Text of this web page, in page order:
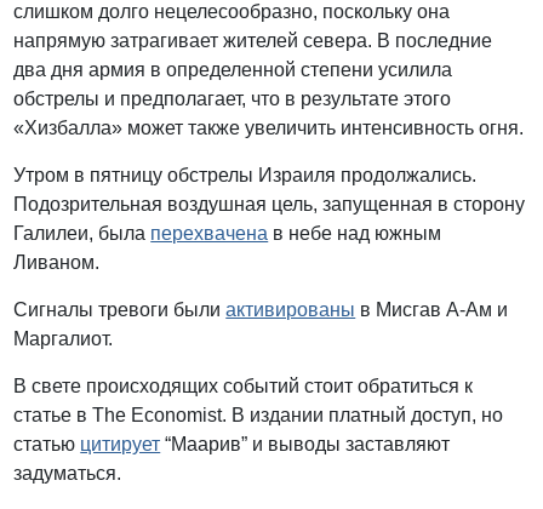
слишком долго нецелесообразно, поскольку она
напрямую затрагивает жителей севера. В последние
два дня армия в определенной степени усилила
обстрелы и предполагает, что в результате этого
«Хизбалла» может также увеличить интенсивность огня.
Утром в пятницу обстрелы Израиля продолжались.
Подозрительная воздушная цель, запущенная в сторону
Галилеи, была перехвачена в небе над южным
Ливаном.
Сигналы тревоги былиактивированы в Мисгав А-Ам и
Маргалиот.
В свете происходящих событий стоит обратиться к
статье в The Economist. В издании платный доступ, но
статью цитирует “Маарив” и выводы заставляют
задуматься.